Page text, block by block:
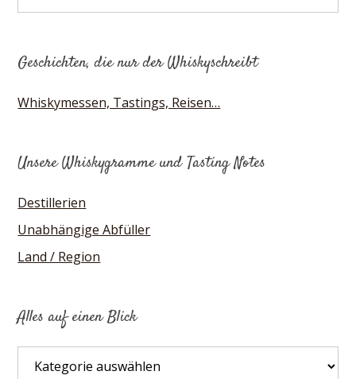
Geschichten, die nur der Whiskyschreibt
Whiskymessen, Tastings, Reisen…
Unsere Whiskygramme und Tasting Notes
Destillerien
Unabhängige Abfüller
Land / Region
Alles auf einen Blick